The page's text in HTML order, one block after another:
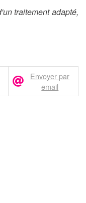
traitement adapté,
Envoyer par
email